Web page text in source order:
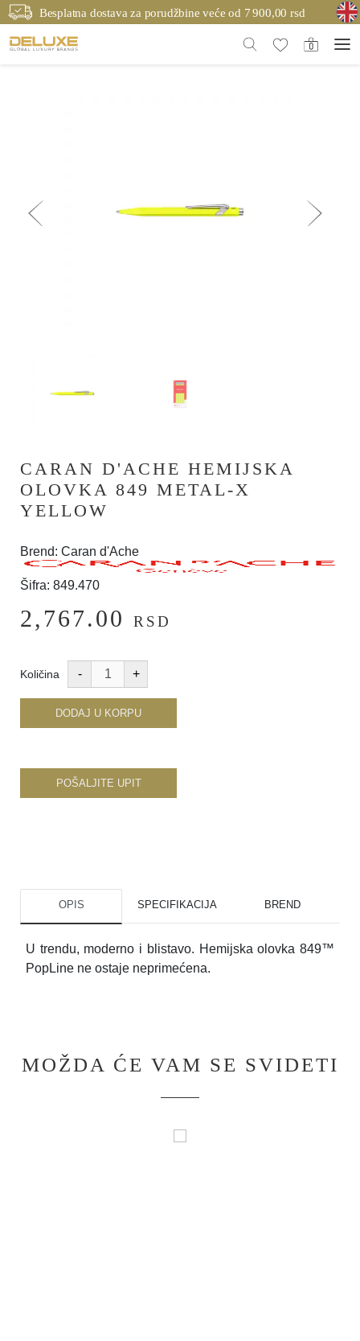
Besplatna dostava za porudžbine veće od 7 900,00 rsd
CARAN D'ACHE HEMIJSKA
OLOVKA 849 METAL-X
YELLOW
Brend: Caran d'Ache
Šifra: 849.470
2,767.00 RSD
Količina
DODAJ U KORPU
POŠALJITE UPIT
OPIS SPECIFIKACIJA BREND
U trendu, moderno i blistavo. Hemijska olovka 849™
PopLine ne ostaje neprimećena.
MOŽDA ĆE VAM SE SVIDETI